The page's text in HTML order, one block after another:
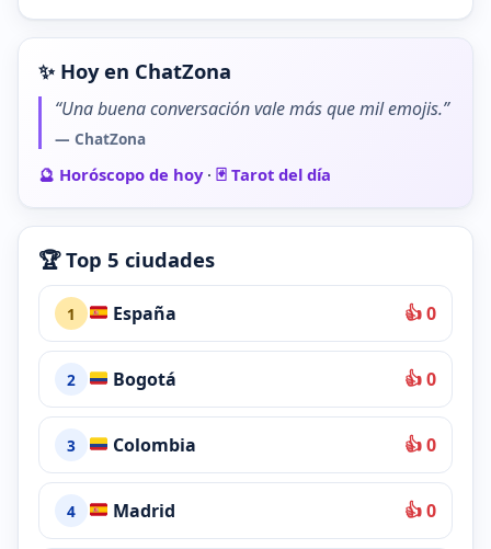
✨ Hoy en ChatZona
“Una buena conversación vale más que mil emojis.”
— ChatZona
🔮 Horóscopo de hoy· 🃏 Tarot del día
🏆 Top 5 ciudades
1 España 👍 0
2 Bogotá 👍 0
3 Colombia 👍 0
4 Madrid 👍 0